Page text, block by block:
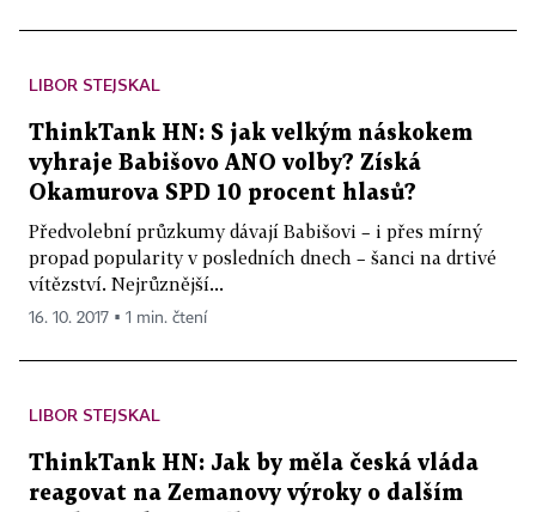
LIBOR STEJSKAL
ThinkTank HN: S jak velkým náskokem
vyhraje Babišovo ANO volby? Získá
Okamurova SPD 10 procent hlasů?
Předvolební průzkumy dávají Babišovi – i přes mírný
propad popularity v posledních dnech – šanci na drtivé
vítězství. Nejrůznější...
16. 10. 2017 ▪ 1 min. čtení
LIBOR STEJSKAL
ThinkTank HN: Jak by měla česká vláda
reagovat na Zemanovy výroky o dalším